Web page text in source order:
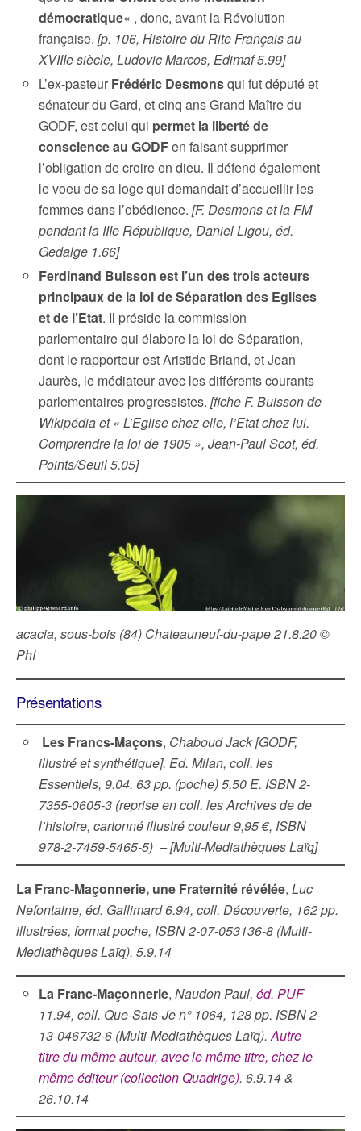
démocratique« , donc, avant la Révolution
française.[p. 106, Histoire du Rite Français au
XVIIIe siècle, Ludovic Marcos, Edimaf 5.99]
L’ex-pasteur Frédéric Desmonsqui fut député et
sénateur du Gard, et cinq ans Grand Maître du
GODF, est celui qui permet la liberté de
conscience au GODFen faisant supprimer
l’obligation de croire en dieu. Il défend également
le voeu de sa loge qui demandait d’accueillir les
femmes dans l’obédience.[F. Desmons et la FM
pendant la IIIe République, Daniel Ligou, éd.
Gedalge 1.66]
Ferdinand Buisson est l’un des trois acteurs
principaux de la loi de Séparation des Eglises
et de l’Etat. Il préside la commission
parlementaire qui élabore la loi de Séparation,
dont le rapporteur est Aristide Briand, et Jean
Jaurès, le médiateur avec les différents courants
parlementaires progressistes.[fiche F. Buisson de
Wikipédia et « L’Eglise chez elle, l’Etat chez lui.
Comprendre la loi de 1905 », Jean-Paul Scot, éd.
Points/Seuil 5.05]
acacia, sous-bois (84) Chateauneuf-du-pape 21.8.20 ©
PhI
Présentations
Les Francs-Maçons, Chaboud Jack [GODF,
illustré et synthétique]. Ed. Milan, coll. les
Essentiels, 9.04. 63 pp. (poche) 5,50 E. ISBN 2-
7355-0605-3 (reprise en coll. les Archives de de
l’histoire, cartonné illustré couleur 9,95 €, ISBN
978-2-7459-5465-5) – [Multi-Mediathèques Laïq]
La Franc-Maçonnerie, une Fraternité révélée, Luc
Nefontaine, éd. Gallimard 6.94, coll. Découverte, 162 pp.
illustrées, format poche, ISBN 2-07-053136-8 (Multi-
Mediathèques Laïq). 5.9.14
La Franc-Maçonnerie,Naudon Paul,éd. PUF
11.94, coll. Que-Sais-Je n° 1064, 128 pp. ISBN 2-
13-046732-6 (Multi-Mediathèques Laïq).Autre
titre du même auteur, avec le même titre, chez le
même éditeur (collection Quadrige). 6.9.14 &
26.10.14